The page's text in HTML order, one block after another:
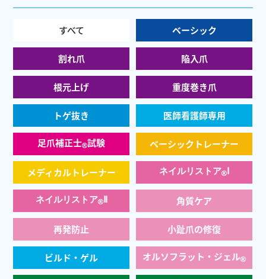
すべて ベーシック
割れ爪 陥入爪
根元上げ 重度巻き爪
トゲ抜き 医師看護師専用
足爪補正士®試験 ベーシックトレーナー
メディカルトレーナー ネイルリストア®Ⅰ
ネイルリストア®Ⅱ 角質ケア
再発防止 小趾爪の修復
ビルド・ゲル オルソフラット・ジェル®